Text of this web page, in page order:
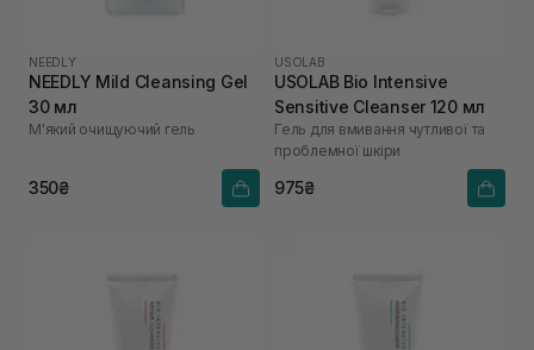
NEEDLY
NEEDLY Mild Cleansing Gel
30 мл
М'який очищуючий гель
350₴
USOLAB
USOLAB Bio Intensive
Sensitive Cleanser 120 мл
Гель для вмивання чутливої та
проблемної шкіри
975₴